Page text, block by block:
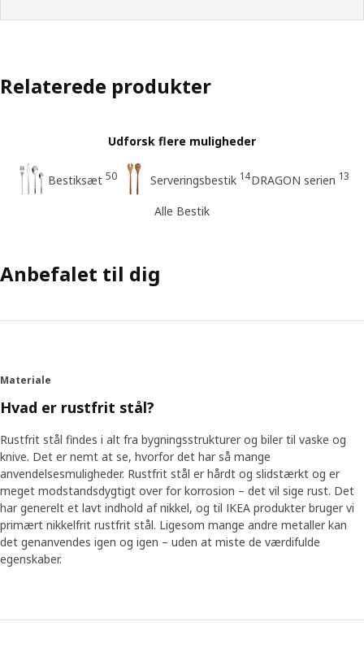
Relaterede produkter
Udforsk flere muligheder
Bestiksæt 50 Serveringsbestik 14DRAGON serien 13
Alle Bestik
Anbefalet til dig
Materiale
Hvad er rustfrit stål?
Rustfrit stål findes i alt fra bygningsstrukturer og biler til vaske og
knive. Det er nemt at se, hvorfor det har så mange
anvendelsesmuligheder. Rustfrit stål er hårdt og slidstærkt og er
meget modstandsdygtigt over for korrosion – det vil sige rust. Det
har generelt et lavt indhold af nikkel, og til IKEA produkter bruger vi
primært nikkelfrit rustfrit stål. Ligesom mange andre metaller kan
det genanvendes igen og igen – uden at miste de værdifulde
egenskaber.